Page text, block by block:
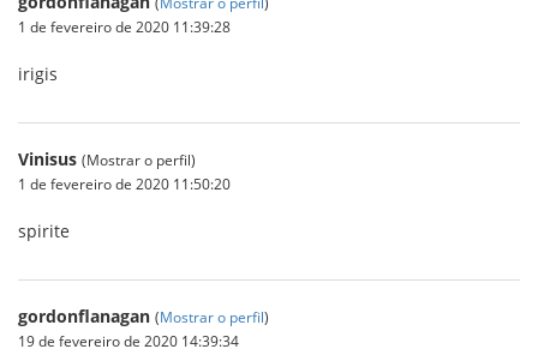
1 de fevereiro de 2020 11:39:28
irigis
Vinisus (Mostrar o perfil)
1 de fevereiro de 2020 11:50:20
spirite
gordonflanagan (Mostrar o perfil)
19 de fevereiro de 2020 14:39:34